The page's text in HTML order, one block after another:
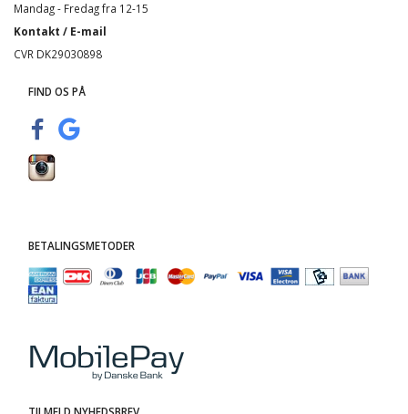
Mandag - Fredag fra 12-15
Kontakt / E-mail
CVR DK29030898
FIND OS PÅ
BETALINGSMETODER